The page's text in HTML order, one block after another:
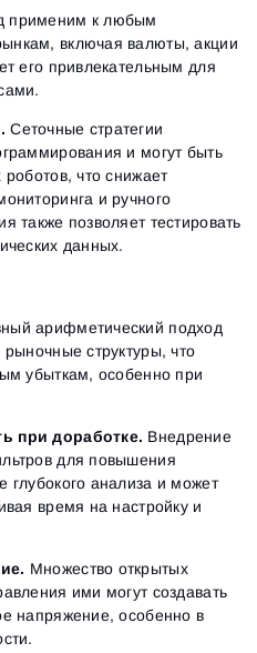
применим к любым
включая валюты, акции
его привлекательным для
Сеточные стратегии
и могут быть
что снижает
и ручного
также позволяет тестировать
данных.
арифметический подход
структуры, что
убыткам, особенно при
при доработке. Внедрение
для повышения
глубокого анализа и может
время на настройку и
Множество открытых
ими могут создавать
напряжение, особенно в